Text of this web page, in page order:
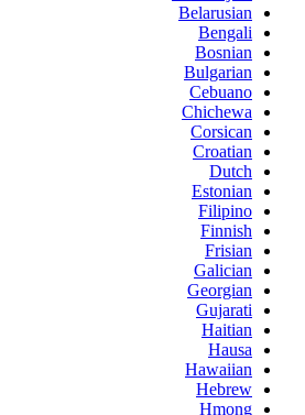
Belarusian
Bengali
Bosnian
Bulgarian
Cebuano
Chichewa
Corsican
Croatian
Dutch
Estonian
Filipino
Finnish
Frisian
Galician
Georgian
Gujarati
Haitian
Hausa
Hawaiian
Hebrew
Hmong